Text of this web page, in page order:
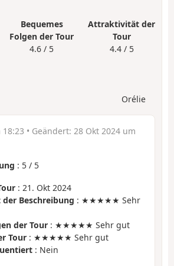
Bequemes
Folgen der Tour
4.6 / 5
Attraktivität der
Tour
4.4 / 5
Orélie
18:23 • Geändert: 28 Okt 2024 um
: 5 / 5
: 21. Okt 2024
Beschreibung : ★★★★★ Sehr
der Tour : ★★★★★ Sehr gut
Tour : ★★★★★ Sehr gut
: Nein